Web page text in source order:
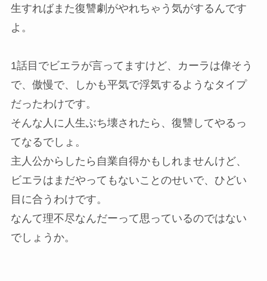
生すればまた復讐劇がやれちゃう気がするんです
よ。
1話目でビエラが言ってますけど、カーラは偉そう
で、傲慢で、しかも平気で浮気するようなタイプ
だったわけです。
そんな人に人生ぶち壊されたら、復讐してやるっ
てなるでしょ。
主人公からしたら自業自得かもしれませんけど、
ビエラはまだやってもないことのせいで、ひどい
目に合うわけです。
なんて理不尽なんだーって思っているのではない
でしょうか。